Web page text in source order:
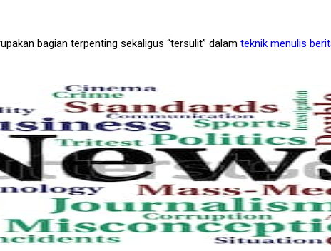
bagian terpenting sekaligus “tersulit” dalam teknik menulis